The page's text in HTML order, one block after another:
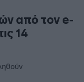
από τον e-
14